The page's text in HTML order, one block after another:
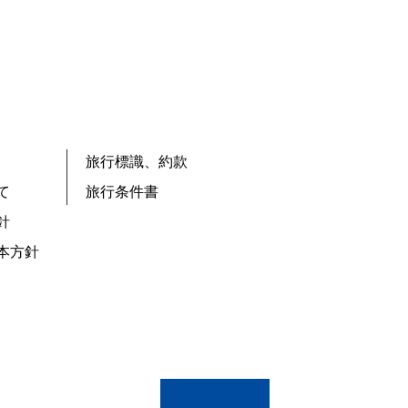
方針
旅行標識、約款
旅行条件書